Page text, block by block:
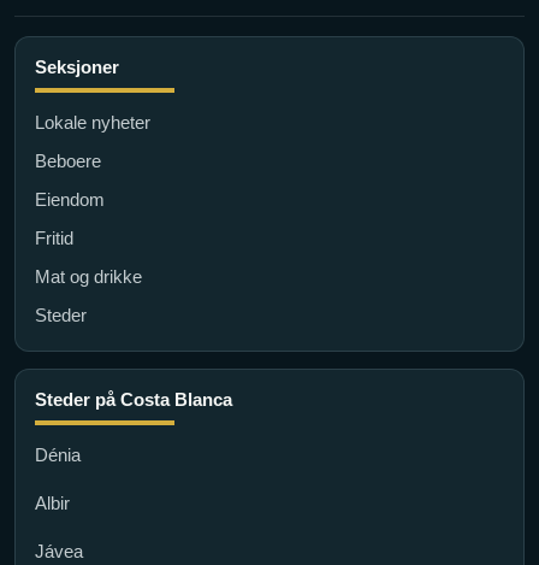
Seksjoner
Lokale nyheter
Beboere
Eiendom
Fritid
Mat og drikke
Steder
Steder på Costa Blanca
Dénia
Albir
Jávea